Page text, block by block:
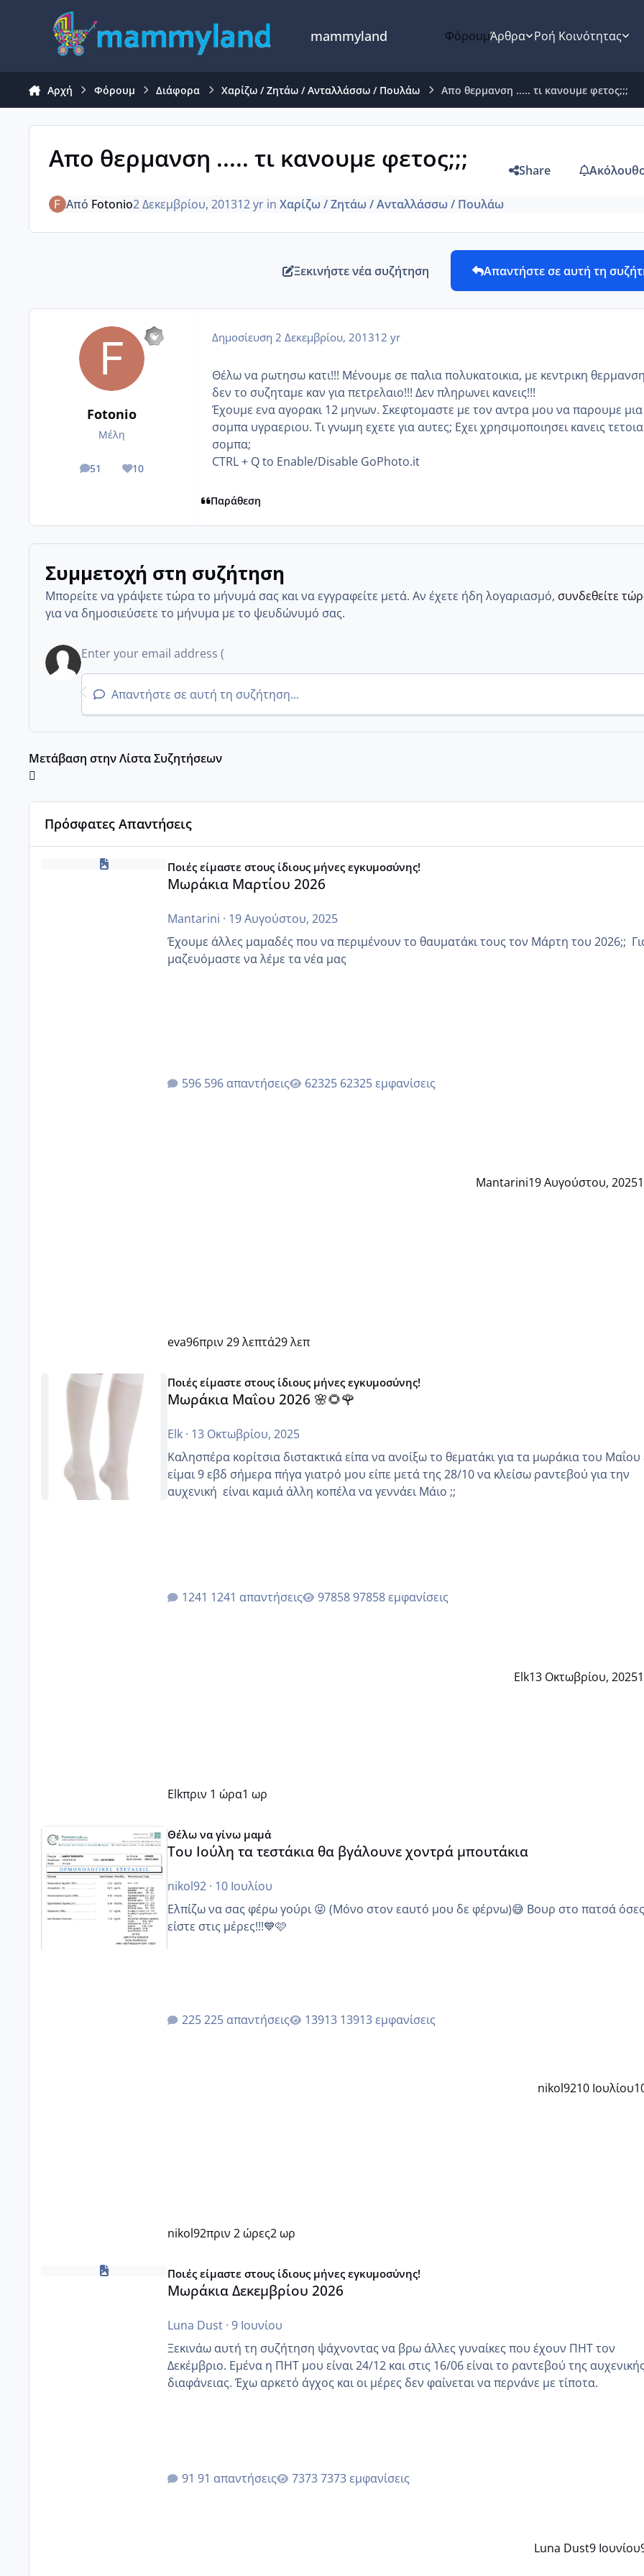
Μετάβαση σε περιεχόμενο
mammyland ΦόρουμΆρθρα Ροή Κοινότητας
Αρχή Φόρουμ Διάφορα Χαρίζω / Ζητάω / Ανταλλάσσω / Πουλάω Απο θερμανση ..... τι κανουμε φετος;;;
Απο θερμανση ..... τι κανουμε φετος;;; Share
Από Fotonio2 Δεκεμβρίου, 201312 yr inΧαρίζω / Ζητάω / Ανταλλάσσω / Πουλάω
Ξεκινήστε νέα συζήτηση Απαντήστε σε αυτή τη
Fotonio
Μέλη
51
posts 10
Reputation
Δημοσίευση 2 Δεκεμβρίου, 201312 yr
Θέλω να ρωτησω κατι!!! Μένουμε σε παλια πολυκατοικια, με κεντρικη
δεν το συζηταμε καν για πετρελαιο!!! Δεν πληρωνει κανεις!!!
Έχουμε ενα αγορακι 12 μηνων. Σκεφτομαστε με τον αντρα μου να παρουμε μια
σομπα υγραεριου. Τι γνωμη εχετε για αυτες; Εχει χρησιμοποιησει κανεις τετοια
σομπα;
CTRL + Q to Enable/Disable GoPhoto.it
Παράθεση
Συμμετοχή στη συζήτηση
Μπορείτε να γράψετε τώρα το μήνυμά σας και να εγγραφείτε μετά. Αν έχετε ήδη λογαριασμό, συνδεθείτε
για να δημοσιεύσετε το μήνυμα με το ψευδώνυμό σας.
Απαντήστε σε αυτή τη συζήτηση...
Μετάβαση στην Λίστα Συζητήσεων
Πρόσφατες Απαντήσεις
Μωράκια Μαρτίου 2026
Ποιές είμαστε στους ίδιους μήνες εγκυμοσύνης!
Μωράκια Μαρτίου 2026
Mantarini · 19 Αυγούστου, 2025
Έχουμε άλλες μαμαδές που να περιμένουν το θαυματάκι τους τον Μάρτη του 2026;; Για να
μαζευόμαστε να λέμε τα νέα μας
596 απαντήσεις 62325 εμφανίσεις
Mantarini19 Αυγούστου, 2025
eva96πριν 29 λεπτά29 λεπ
Μωράκια Μαΐου 2026 🌸🌻🌹
Ποιές είμαστε στους ίδιους μήνες εγκυμοσύνης!
Μωράκια Μαΐου 2026 🌸🌻🌹
Elk· 13 Οκτωβρίου, 2025
Καλησπέρα κορίτσια διστακτικά είπα να ανοίξω το θεματάκι για τα μωράκια του Μαΐου εγώ
είμαι 9 εβδ σήμερα πήγα γιατρό μου είπε μετά της 28/10 να κλείσω ραντεβού για την
αυχενική είναι καμιά άλλη κοπέλα να γεννάει Μάιο ;;
1241 απαντήσεις 97858 εμφανίσεις
Elk13 Οκτωβρίου, 2025
Elkπριν 1 ώρα1 ωρ
Θέλω να γίνω μαμά
Του Ιούλη τα τεστάκια θα βγάλουνε χοντρά μπουτάκια
nikol92· 10 Ιουλίου
Ελπίζω να σας φέρω γούρι 😜 (Μόνο στον εαυτό μου δε φέρνω)😅 Βουρ στο πατσά όσες
είστε στις μέρες!!!💙🩷
225 απαντήσεις 13913 εμφανίσεις
nikol9210 Ιουλίου
nikol92πριν 2 ώρες2 ωρ
Μωράκια Δεκεμβρίου 2026
Ποιές είμαστε στους ίδιους μήνες εγκυμοσύνης!
Μωράκια Δεκεμβρίου 2026
Luna Dust· 9 Ιουνίου
Ξεκινάω αυτή τη συζήτηση ψάχνοντας να βρω άλλες γυναίκες που έχουν ΠΗΤ τον
Δεκέμβριο. Εμένα η ΠΗΤ μου είναι 24/12 και στις 16/06 είναι το ραντεβού της αυχενικής
διαφάνειας. Έχω αρκετό άγχος και οι μέρες δεν φαίνεται να περνάνε με τίποτα.
91 απαντήσεις 7373 εμφανίσεις
Luna Dust9 Ιουνίου